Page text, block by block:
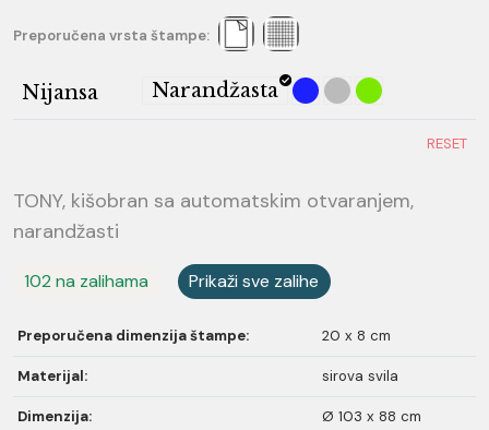
Preporučena vrsta štampe:
Nijansa Narandžasta
RESET
TONY, kišobran sa automatskim otvaranjem,
narandžasti
102 na zalihama Prikaži sve zalihe
Preporučena dimenzija štampe: 20 x 8 cm
Materijal: sirova svila
Dimenzija: Ø 103 x 88 cm